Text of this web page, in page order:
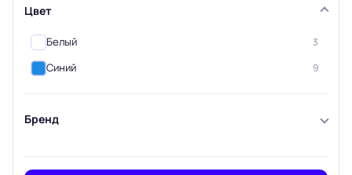
Цвет
Белый 3
Синий 9
Бренд